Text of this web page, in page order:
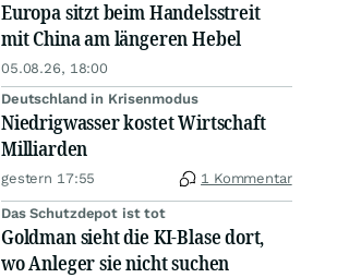
Europa sitzt beim Handelsstreit
mit China am längeren Hebel
05.08.26, 18:00
Deutschland in Krisenmodus
Niedrigwasser kostet Wirtschaft
Milliarden
gestern 17:55 1 Kommentar
Das Schutzdepot ist tot
Goldman sieht die KI-Blase dort,
wo Anleger sie nicht suchen